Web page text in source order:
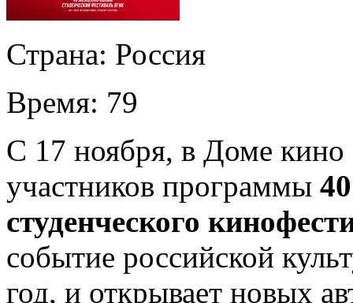
Страна: Россия
Время: 79
С 17 ноября, в Доме
участников программы
студенческого
событие российской
год, и открывает новых